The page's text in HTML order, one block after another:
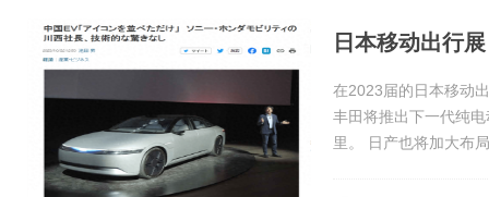
在2023届的日本移动
丰田将推出下一代纯
里。 日产也将加大